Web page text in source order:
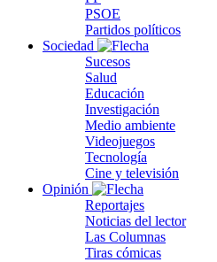
PSOE
Partidos políticos
Sociedad
Sucesos
Salud
Educación
Investigación
Medio ambiente
Videojuegos
Tecnología
Cine y televisión
Opinión
Reportajes
Noticias del lector
Las Columnas
Tiras cómicas